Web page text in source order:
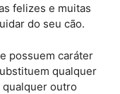
felizes e muitas
do seu cão.
possuem caráter
qualquer
outro